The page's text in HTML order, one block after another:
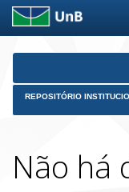
Skip
REPOSITÓRIO
Não há